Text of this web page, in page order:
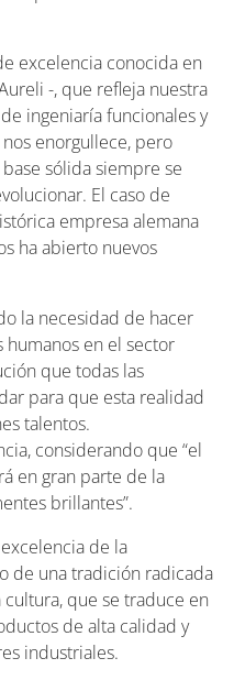
excelencia conocida en
-, que refleja nuestra
ingeniaría funcionales y
enorgullece, pero
sólida siempre se
El caso de
empresa alemana
ha abierto nuevos
la necesidad de hacer
en el sector
que todas las
para que esta realidad
talentos.
considerando que “el
en gran parte de la
brillantes”.
de la
de una tradición radicada
que se traduce en
de alta calidad y
industriales.